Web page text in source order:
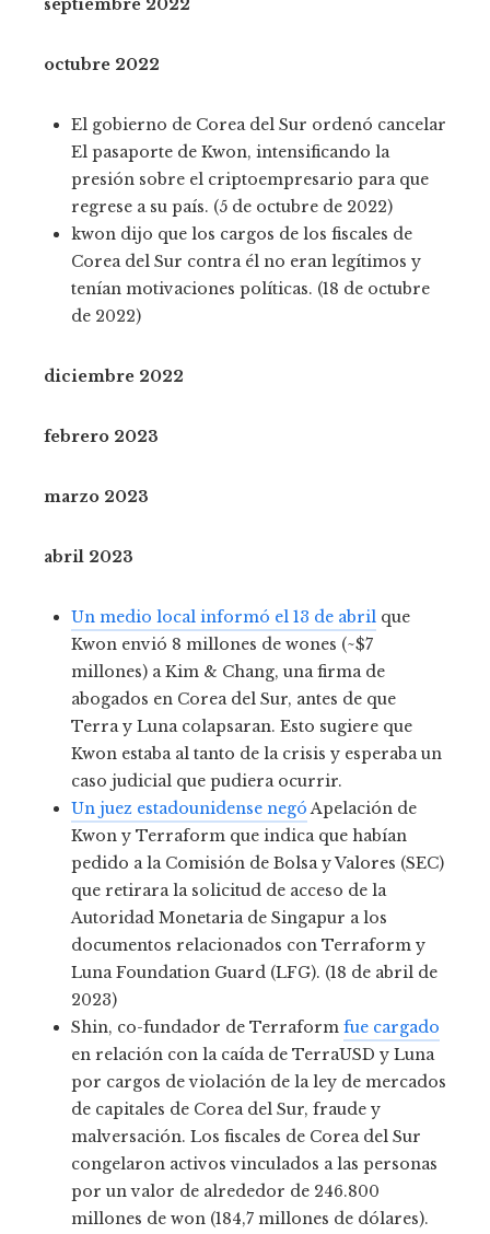
septiembre 2022
octubre 2022
El gobierno de Corea del Sur ordenó cancelar
El pasaporte de Kwon, intensificando la
presión sobre el criptoempresario para que
regrese a su país. (5 de octubre de 2022)
kwon dijo que los cargos de los fiscales de
Corea del Sur contra él no eran legítimos y
tenían motivaciones políticas. (18 de octubre
de 2022)
diciembre 2022
febrero 2023
marzo 2023
abril 2023
Un medio local informó el 13 de abril que
Kwon envió 8 millones de wones (~$7
millones) a Kim & Chang, una firma de
abogados en Corea del Sur, antes de que
Terra y Luna colapsaran. Esto sugiere que
Kwon estaba al tanto de la crisis y esperaba un
caso judicial que pudiera ocurrir.
Un juez estadounidense negóApelación de
Kwon y Terraform que indica que habían
pedido a la Comisión de Bolsa y Valores (SEC)
que retirara la solicitud de acceso de la
Autoridad Monetaria de Singapur a los
documentos relacionados con Terraform y
Luna Foundation Guard (LFG). (18 de abril de
2023)
Shin, co-fundador de Terraform fue cargado
en relación con la caída de TerraUSD y Luna
por cargos de violación de la ley de mercados
de capitales de Corea del Sur, fraude y
malversación. Los fiscales de Corea del Sur
congelaron activos vinculados a las personas
por un valor de alrededor de 246.800
millones de won (184,7 millones de dólares).